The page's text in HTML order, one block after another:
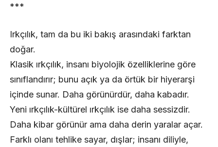
***
Irkçılık, tam da bu iki bakış arasındaki farktan
doğar.
Klasik ırkçılık, insanı biyolojik özelliklerine göre
sınıflandırır; bunu açık ya da örtük bir hiyerarşi
içinde sunar. Daha görünürdür, daha kabadır.
Yeni ırkçılık-kültürel ırkçılık ise daha sessizdir.
Daha kibar görünür ama daha derin yaralar açar.
Farklı olanı tehlike sayar, dışlar; insanı diliyle,